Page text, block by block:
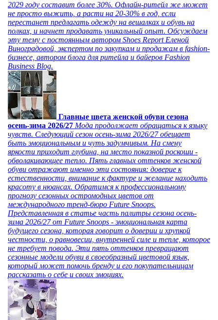
2029 году составит более 30%. Офлайн-ритейл же может
не просто выжить, а расти на 20-30% в год, если
перестанет предлагать одежду на вешалках и обувь на
полках, и начнет продавать уникальный опыт. Обсуждаем
эту тему с постоянным автором Shoes Report Еленой
Виноградовой, экспертом по закупкам и продажам в fashion-
бизнесе, автором блога для ритейла и байеров Fashion
Business Blog.
Главные цвета женской обуви сезона
осень-зима 2026/27 Мода продолжает обращаться к языку
чувств. Следующий сезон осень-зима 2026/27 обещает
быть эмоциональным и чуть задумчивым. На смену
яркости приходит глубина, на место показной роскоши -
обволакивающее тепло. Пять главных оттенков женской
обуви отражают именно эти состояния: доверие к
естественности, внимание к фактуре и желание находить
красоту в нюансах. Обратимся к профессиональному
прогнозу сезонных остромодных цветов от
международного тренд-бюро Future Snoops.
Представленная в статье часть палитры сезона осень-
зима 2026/27 от Future Snoops - эмоциональная карта
будущего сезона, которая говорит о доверии и хрупкой
честности, о равновесии, внутренней силе и тепле, которое
не требует повода. Эти пять оттенков превращают
сезонные модели обуви в своеобразный цветовой язык,
который может помочь бренду и его покупательницам
рассказать о себе и своих эмоциях.